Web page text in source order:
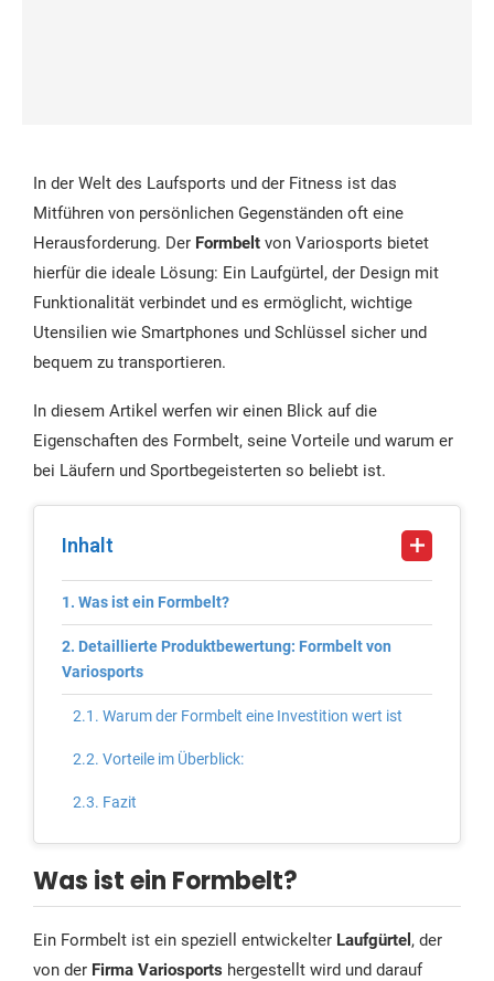
In der Welt des Laufsports und der Fitness ist das
Mitführen von persönlichen Gegenständen oft eine
Herausforderung. Der Formbelt von Variosports bietet
hierfür die ideale Lösung: Ein Laufgürtel, der Design mit
Funktionalität verbindet und es ermöglicht, wichtige
Utensilien wie Smartphones und Schlüssel sicher und
bequem zu transportieren.
In diesem Artikel werfen wir einen Blick auf die
Eigenschaften des Formbelt, seine Vorteile und warum er
bei Läufern und Sportbegeisterten so beliebt ist.
Inhalt
Was ist ein Formbelt?
Detaillierte Produktbewertung: Formbelt von
Variosports
Warum der Formbelt eine Investition wert ist
Vorteile im Überblick:
Fazit
Was ist ein Formbelt?
Ein Formbelt ist ein speziell entwickelter Laufgürtel , der
von der Firma Variosports hergestellt wird und darauf